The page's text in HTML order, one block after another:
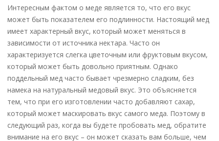
Интересным фактом о меде является то, что его вкус
может быть показателем его подлинности. Настоящий мед
имеет характерный вкус, который может меняться в
зависимости от источника нектара. Часто он
характеризуется слегка цветочным или фруктовым вкусом,
который может быть довольно приятным. Однако
поддельный мед часто бывает чрезмерно сладким, без
намека на натуральный медовый вкус. Это объясняется
тем, что при его изготовлении часто добавляют сахар,
который может маскировать вкус самого меда. Поэтому в
следующий раз, когда вы будете пробовать мед, обратите
внимание на его вкус – он может сказать вам больше, чем